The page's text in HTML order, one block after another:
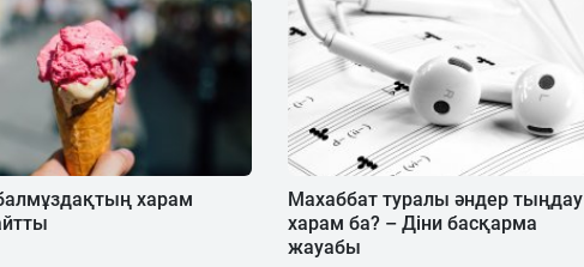
харам
Махаббат туралы әндер тыңдау
харам ба? – Діни басқарма
жауабы